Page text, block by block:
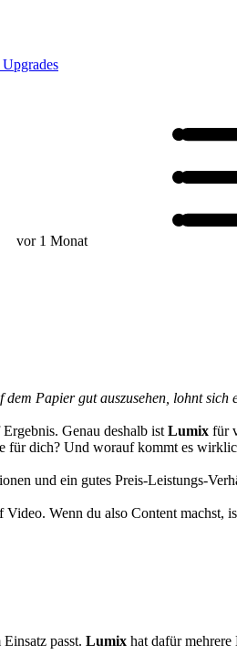
vor 1 Monat
Papier gut auszusehen, lohnt sich
Genau deshalb ist Lumix für
für dich? Und worauf kommt es
und ein gutes Preis-Leistungs-
Wenn du also Content machst,
passt. Lumix hat dafür